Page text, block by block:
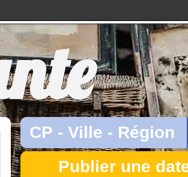
Publier une